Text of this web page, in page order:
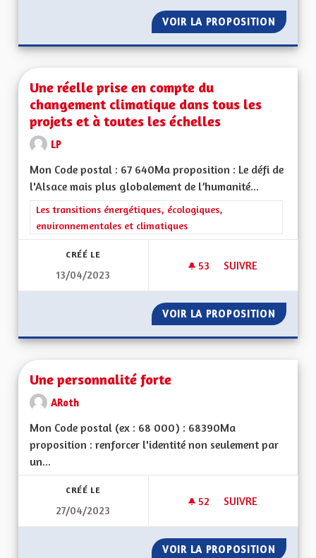
VOIR LA PROPOSITION UNE
Une réelle prise en compte du
changement climatique dans tous les
projets et à toutes les échelles
LP
Mon Code postal : 67 640Ma proposition : Le défi de
l'Alsace mais plus globalement de l’humanité...
Filtrer les résultats de la catégorie : Les transitions
Les transitions énergétiques, écologiques,
environnementales et climatiques
CRÉÉ LE
13/04/2023
53 53 ABONNÉS
SUIVRE
VOIR LA PROPOSITION UNE
Une personnalité forte
ARoth
Mon Code postal (ex : 68 000) : 68390Ma
proposition : renforcer l'identité non seulement par
un...
CRÉÉ LE
27/04/2023
52 52 ABONNÉS
SUIVRE
VOIR LA PROPOSITION UNE